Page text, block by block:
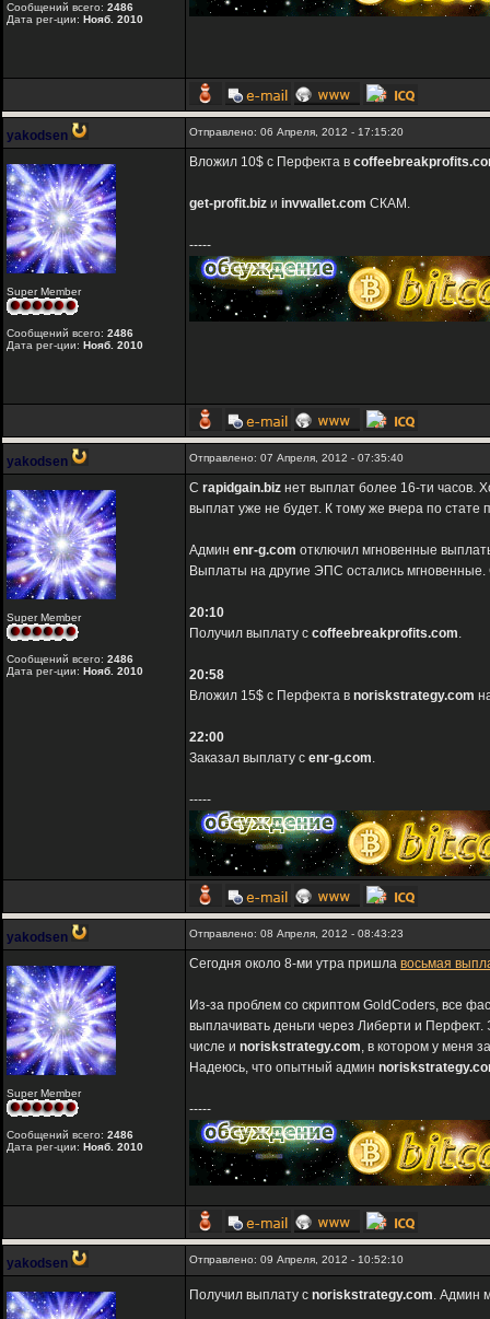
Сообщений всего: 2486
Дата рег-ции: Нояб. 2010
yakodsen Отправлено: 06 Апреля, 2012 - 17:15:20
Super Member
Сообщений всего: 2486
Дата рег-ции: Нояб. 2010
Вложил 10$ с Перфекта в
get-profit.biz и invwallet.com СКАМ.
-----
yakodsen Отправлено: 07 Апреля, 2012 - 07:35:40
Super Member
Сообщений всего: 2486
Дата рег-ции: Нояб. 2010
C rapidgain.biz нет выплат более 16-ти часов.
выплат уже не будет. К тому же вчера по стате
Админ enr-g.com отключил мгновенные
Выплаты на другие ЭПС остались мгновенные.
20:10
Получил выплату с coffeebreakprofits.com.
20:58
Вложил 15$ c Перфекта в noriskstrategy.com
22:00
Заказал выплату с enr-g.com.
-----
yakodsen Отправлено: 08 Апреля, 2012 - 08:43:23
Super Member
Сообщений всего: 2486
Дата рег-ции: Нояб. 2010
Сегодня около 8-ми утра пришла восьмая
Из-за проблем со скриптом GoldCoders, все
выплачивать деньги через Либерти и
числе и noriskstrategy.com, в котором у меня
Надеюсь, что опытный админ
-----
yakodsen Отправлено: 09 Апреля, 2012 - 10:52:10
Получил выплату с noriskstrategy.com. Админ